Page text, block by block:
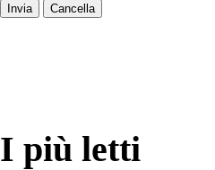
Invia Cancella
I più letti